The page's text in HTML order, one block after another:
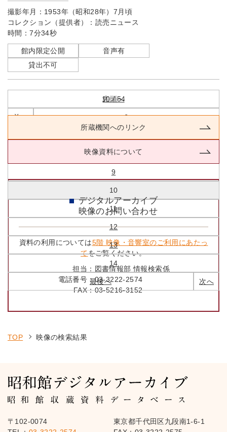
撮影年月： 1953年（昭和28年）7月頃
コレクション（提供者）： 読売ニュース
時間：7分34秒
館内限定公開
音声有
貸出不可
10 / 54
先頭へ
前へ 6
8
9
10
11
12
13
14
次へ
最後へ
所蔵機関へのリンク
映像資料について
デジタルアーカイブ
映像のお問い合わせ
資料の利用については5階 映像・音響室のご利用にあたっ
てをご覧ください。
担当： 図書情報部 情報検索係
電話番号：03-3222-2574
FAX：03-5216-3152
TOP 映像の検索結果
〒102-0074
東京都千代田区九段南1-6-1